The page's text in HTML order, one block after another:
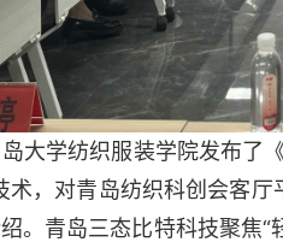
大学纺织服装学院发布了
术，对青岛纺织科创会客
。青岛三态比特科技聚焦